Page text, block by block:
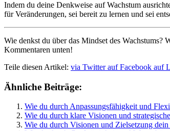
Indem du deine Denkweise auf Wachstum
für Veränderungen, sei bereit zu lernen und sei
Wie denkst du über das Mindset des Wachstums?
Kommentaren unten!
Teile diesen Artikel: via Twitter auf Facebook auf
Ähnliche Beiträge:
Wie du durch Anpassungsfähigkeit und
Wie du durch klare Visionen und
Wie du durch Visionen und Zielsetzung